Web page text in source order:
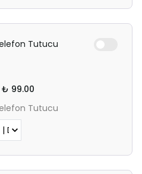
Tutucu
₺ 99.00
Tutucu